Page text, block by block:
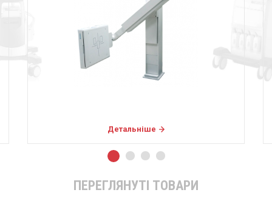
Детальніше
ПЕРЕГЛЯНУТІ ТОВАРИ